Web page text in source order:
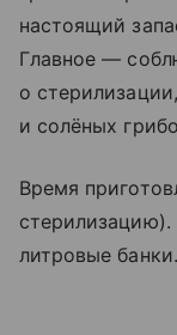
настоящий
Главное —
о
и солёных
Время
литровые банки.